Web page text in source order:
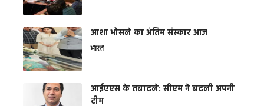
आशा भोसले का अंतिम संस्कार आज
भारत
आईएएस के तबादले: सीएम ने बदली अपनी
टीम